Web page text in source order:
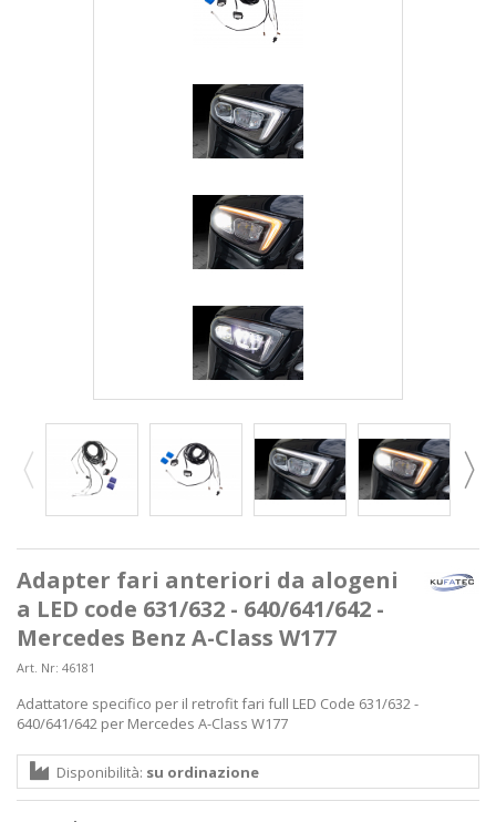
Adapter fari anteriori da alogeni
a LED code 631/632 - 640/641/642 -
Mercedes Benz A-Class W177
Art. Nr: 46181
Adattatore specifico per il retrofit fari full LED Code 631/632 -
640/641/642 per Mercedes A-Class W177
Disponibilità: su ordinazione